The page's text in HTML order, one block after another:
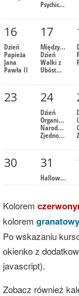
Psychicznego
16
Dzień
Papieża
Jana
Pawła II
17
Dzień
Walki z
Ubóstwem
23 24
Dzień
Organizacji
Narodów
Zjednoczonych
30 31
Halloween
Kolorem
kolorem
Po wskazaniu
okienko z
javascript).
Zobacz również